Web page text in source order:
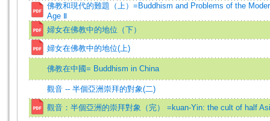
佛教和現代的難題（上）=Buddhism and Problems of the
Age Ⅱ
婦女在佛教中的地位（下）
婦女在佛教中的地位(上)
佛教在中國= Buddhism in China
觀音 -- 半個亞洲崇拜的對象(二)
觀音：半個亞洲的崇拜對象（完） =kuan-Yin: the cult of half